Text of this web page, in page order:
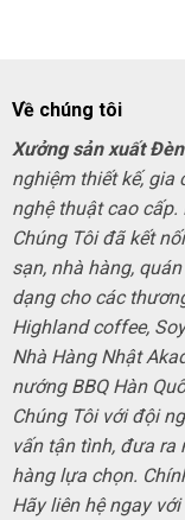
Về chúng tôi
Xưởng sản xuất
nghiệm thiết kế, gia
nghệ thuật cao
Chúng Tôi đã kết
sạn, nhà hàng,
dạng cho các
Highland coffee,
Nhà Hàng Nhật
nướng BBQ Hàn
Chúng Tôi với đội
vấn tận tình, đưa ra
hàng lựa chọn.
Hãy liên hệ ngay